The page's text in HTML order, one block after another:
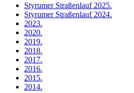
Styrumer Straßenlauf 2025.
Styrumer Straßenlauf 2024.
2023.
2020.
2019.
2018.
2017.
2016.
2015.
2014.